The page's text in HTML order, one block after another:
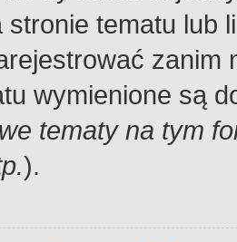
stronie tematu lub
wymienione są
tematy na tym
).